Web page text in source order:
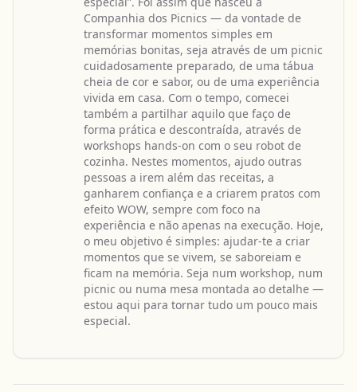
Companhia dos Picnics — da vontade de
transformar momentos simples em
memórias bonitas, seja através de um picnic
cuidadosamente preparado, de uma tábua
cheia de cor e sabor, ou de uma experiência
vivida em casa. Com o tempo, comecei
também a partilhar aquilo que faço de
forma prática e descontraída, através de
workshops hands-on com o seu robot de
cozinha. Nestes momentos, ajudo outras
pessoas a irem além das receitas, a
ganharem confiança e a criarem pratos com
efeito WOW, sempre com foco na
experiência e não apenas na execução. Hoje,
o meu objetivo é simples: ajudar-te a criar
momentos que se vivem, se saboreiam e
ficam na memória. Seja num workshop, num
picnic ou numa mesa montada ao detalhe —
estou aqui para tornar tudo um pouco mais
especial.